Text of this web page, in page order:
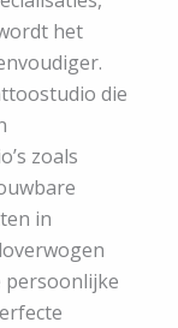
het
die
zoals
in
persoonlijke